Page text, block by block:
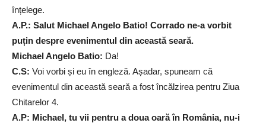
înțelege.
A.P.: Salut Michael Angelo Batio! Corrado ne-a vorbit
puțin despre evenimentul din această seară.
Michael Angelo Batio: Da!
C.S: Voi vorbi și eu în engleză. Așadar, spuneam că
evenimentul din această seară a fost încălzirea pentru Ziua
Chitarelor 4.
A.P: Michael, tu vii pentru a doua oară în România, nu-i